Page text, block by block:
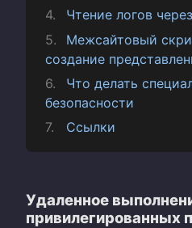
Чтение логов
Межсайтовый
создание
Что делать
безопасности
Ссылки
Удаленное
привилегированных